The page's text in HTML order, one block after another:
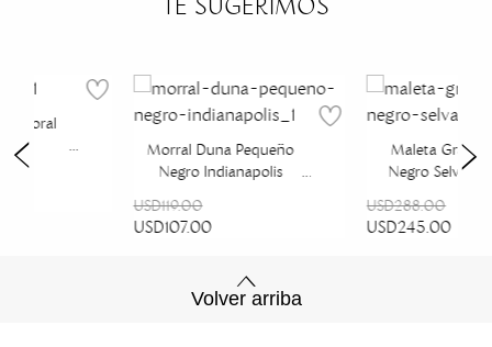
Coral
Morral Duna Pequeño
Negro Indianapolis
USD119.00
USD107.00
Maleta
Negro Selva
USD288.00
USD245.00
Volver arriba